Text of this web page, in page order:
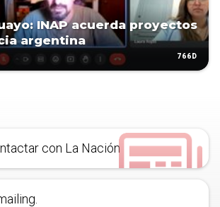
INAP acuerda proyectos
argentina
766D
con La Nación